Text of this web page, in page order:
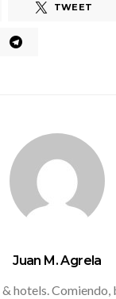
TWEET
Juan M. Agrela
hotels. Comiendo,